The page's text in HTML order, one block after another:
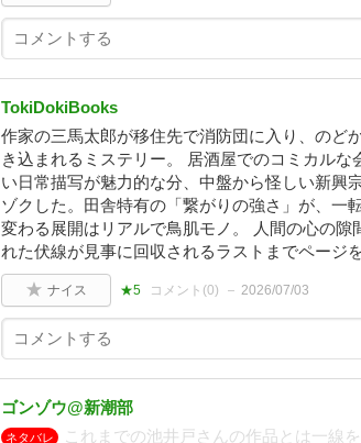
TokiDokiBooks
作家の三馬太郎が移住先で消防団に入り、のど
き込まれるミステリー。 居酒屋でのコミカル
い日常描写が魅力的な分、中盤から怪しい新興
ゾクした。田舎特有の「繋がりの強さ」が、一
変わる展開はリアルで鳥肌モノ。 人間の心の隙
れた伏線が見事に回収されるラストまでページ
ナイス ★5 コメント(0) 2026/07/03
ゴンゾウ@新潮部
ネタバレ
これまでの池井戸さんの作品とは一線